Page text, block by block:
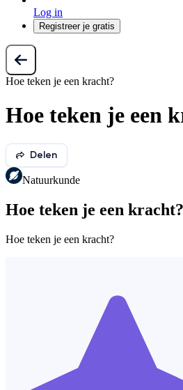
Log in
Registreer je gratis
Hoe teken je een kracht?
Hoe teken je een
Delen
Natuurkunde
Hoe teken je een kracht?
Hoe teken je een kracht?